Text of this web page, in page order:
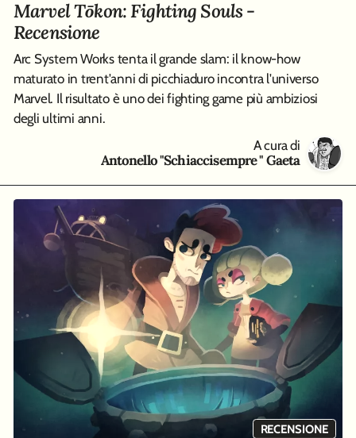
Marvel Tōkon: Fighting Souls -
Recensione
Arc System Works tenta il grande slam: il know-how
maturato in trent'anni di picchiaduro incontra l'universo
Marvel. Il risultato è uno dei fighting game più ambiziosi
degli ultimi anni.
A cura di
Antonello "Schiaccisempre " Gaeta
RECENSIONE